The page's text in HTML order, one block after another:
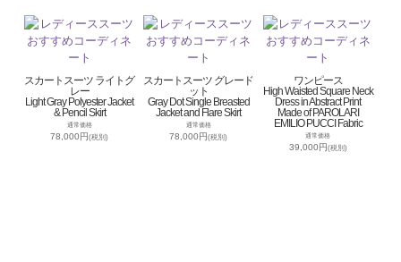
スカートスーツ ライトグ
レー
Light Gray Polyester Jacket
& Pencil Skirt
通常価格
78,000円(税別)
スカートスーツ グレード
ット
Gray Dot Single Breasted
Jacket and Flare Skirt
通常価格
78,000円(税別)
ワンピース
High Waisted Square Neck
Dress in Abstract Print
Made of PAROLARI
EMILIO PUCCI Fabric
通常価格
39,000円(税別)